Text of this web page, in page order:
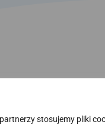
stosujemy pliki